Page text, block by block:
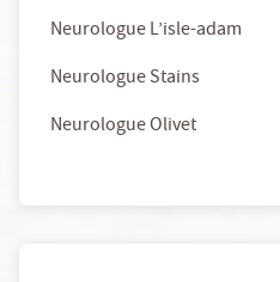
Neurologue L’isle-adam
Neurologue Stains
Neurologue Olivet